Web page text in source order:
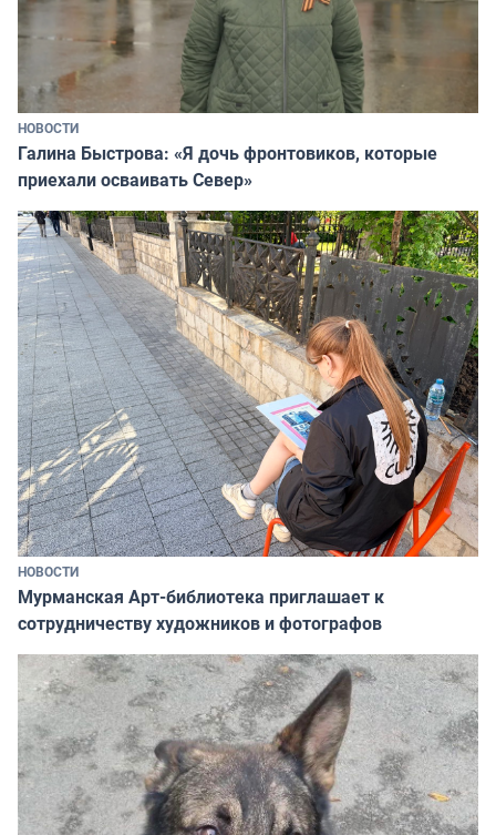
НОВОСТИ
Галина Быстрова: «Я дочь фронтовиков, которые
приехали осваивать Север»
НОВОСТИ
Мурманская Арт-библиотека приглашает к
сотрудничеству художников и фотографов